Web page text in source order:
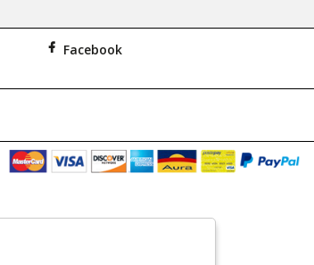
Facebook